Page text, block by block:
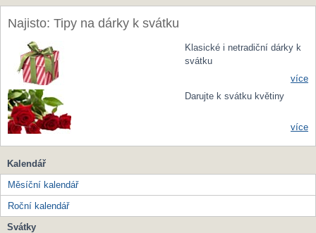
Najisto: Tipy na dárky k svátku
Klasické i netradiční dárky k
svátku
více
Darujte k svátku květiny
více
Kalendář
Měsíční kalendář
Roční kalendář
Svátky